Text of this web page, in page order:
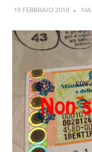
19 FEBBRAIO 2018